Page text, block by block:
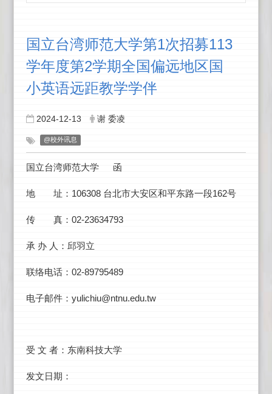
国立台湾师范大学第1次招募113
学年度第2学期全国偏远地区国
小英语远距教学学伴
2024-12-13 谢 委凌
@校外讯息
国立台湾师范大学 函
地 址： 106308 台北市大安区和平东路一段162号
传 真：02-23634793
承 办 人：邱羽立
联络电话：02-89795489
电子邮件：yulichiu@ntnu.edu.tw
受 文 者：东南科技大学
发文日期：